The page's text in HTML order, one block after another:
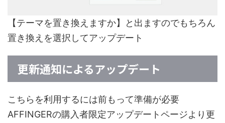
【テーマを置き換えますか】と出ますのでもちろん
置き換えを選択してアップデート
更新通知によるアップデート
こちらを利用するには前もって準備が必要
AFFINGERの購入者限定アップデートページより更